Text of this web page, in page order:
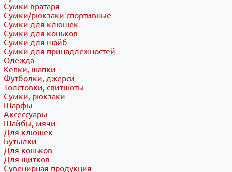
Сумки вратаря
Сумки/рюкзаки спортивные
Сумки для клюшек
Сумки для коньков
Сумки для шайб
Сумки для принадлежностей
Одежда
Кепки, шапки
Футболки, джерси
Толстовки, свитшоты
Сумки, рюкзаки
Шарфы
Аксессуары
Шайбы, мячи
Для клюшек
Бутылки
Для коньков
Для щитков
Сувенирная продукция